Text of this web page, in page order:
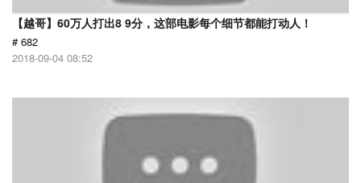
【越哥】60万人打出8 9分，这部电影每个细节都能打动人！
# 682
2018-09-04 08:52